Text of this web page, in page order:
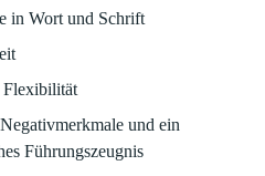
in Wort und Schrift
Flexibilität
und ein
Führungszeugnis